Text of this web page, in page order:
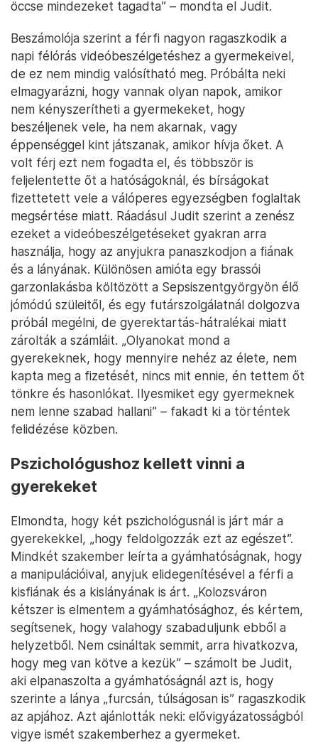
öccse mindezeket tagadta” – mondta el Judit.
Beszámolója szerint a férfi nagyon ragaszkodik a
napi félórás videóbeszélgetéshez a gyermekeivel,
de ez nem mindig valósítható meg. Próbálta neki
elmagyarázni, hogy vannak olyan napok, amikor
nem kényszerítheti a gyermekeket, hogy
beszéljenek vele, ha nem akarnak, vagy
éppenséggel kint játszanak, amikor hívja őket. A
volt férj ezt nem fogadta el, és többször is
feljelentette őt a hatóságoknál, és bírságokat
fizettetett vele a válóperes egyezségben foglaltak
megsértése miatt. Ráadásul Judit szerint a zenész
ezeket a videóbeszélgetéseket gyakran arra
használja, hogy az anyjukra panaszkodjon a fiának
és a lányának. Különösen amióta egy brassói
garzonlakásba költözött a Sepsiszentgyörgyön élő
jómódú szüleitől, és egy futárszolgálatnál dolgozva
próbál megélni, de gyerektartás-hátralékai miatt
zárolták a számláit. „Olyanokat mond a
gyerekeknek, hogy mennyire nehéz az élete, nem
kapta meg a fizetését, nincs mit ennie, én tettem őt
tönkre és hasonlókat. Ilyesmiket egy gyermeknek
nem lenne szabad hallani” – fakadt ki a történtek
felidézése közben.
Pszichológushoz kellett vinni a
gyerekeket
Elmondta, hogy két pszichológusnál is járt már a
gyerekekkel, „hogy feldolgozzák ezt az egészet”.
Mindkét szakember leírta a gyámhatóságnak, hogy
a manipulációival, anyjuk elidegenítésével a férfi a
kisfiának és a kislányának is árt. „Kolozsváron
kétszer is elmentem a gyámhatósághoz, és kértem,
segítsenek, hogy valahogy szabaduljunk ebből a
helyzetből. Nem csináltak semmit, arra hivatkozva,
hogy meg van kötve a kezük” – számolt be Judit,
aki elpanaszolta a gyámhatóságnál azt is, hogy
szerinte a lánya „furcsán, túlságosan is” ragaszkodik
az apjához. Azt ajánlották neki: elővigyázatosságból
vigye ismét szakemberhez a gyermeket.